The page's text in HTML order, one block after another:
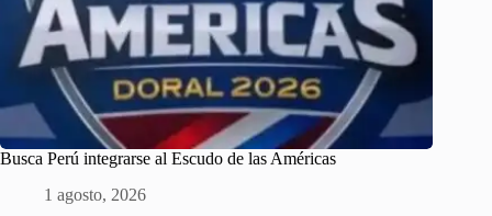
Busca Perú integrarse al Escudo de las Américas
1 agosto, 2026